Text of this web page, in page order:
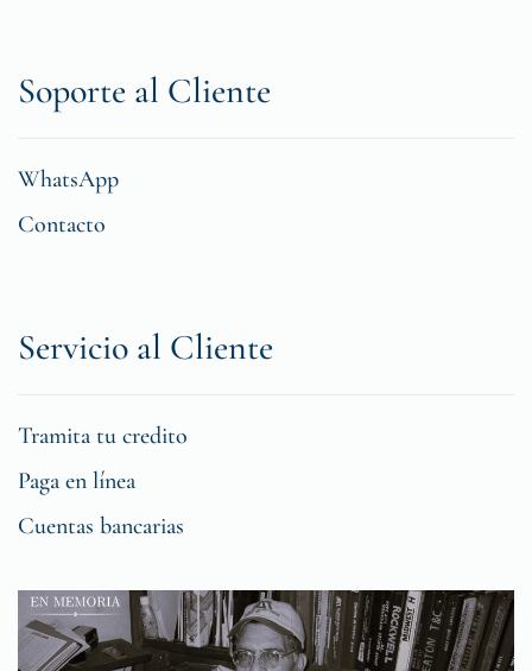
Soporte al Cliente
WhatsApp
Contacto
Servicio al Cliente
Tramita tu credito
Paga en línea
Cuentas bancarias